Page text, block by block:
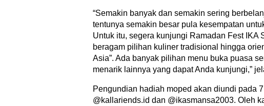
“Semakin banyak dan semakin sering
tentunya semakin besar pula kesempatan
Untuk itu, segera kunjungi Ramadan Fest IKA
beragam pilihan kuliner tradisional hingga
Asia”. Ada banyak pilihan menu buka puasa
menarik lainnya yang dapat Anda kunjungi,”
Pengundian hadiah moped akan diundi pada
@kallariends.id dan @ikasmansa2003. Oleh